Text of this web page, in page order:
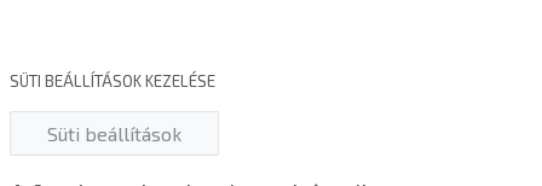
SÜTI BEÁLLÍTÁSOK KEZELÉSE
Süti beállítások